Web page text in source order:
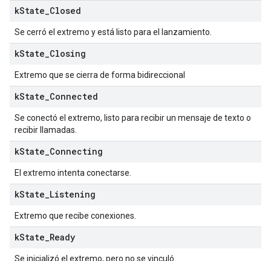
kState Closed
Se cerró el extremo y está listo para el lanzamiento.
kState Closing
Extremo que se cierra de forma bidireccional
kState Connected
Se conectó el extremo, listo para recibir un mensaje de texto o
recibir llamadas.
kState Connecting
El extremo intenta conectarse.
kState Listening
Extremo que recibe conexiones.
kState Ready
Se inicializó el extremo, pero no se vinculó.